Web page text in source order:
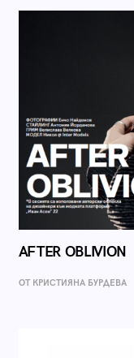
AFTER OBLIVION
ОТ КРИСТИЯНА БУРДЕВА